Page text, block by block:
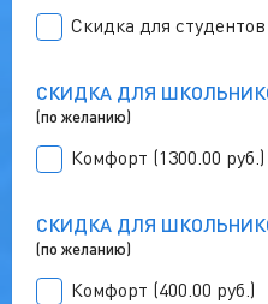
Скидка для студентов
СКИДКА ДЛЯ
(по желанию)
Комфорт (1300.00 руб.)
СКИДКА ДЛЯ
(по желанию)
Комфорт (400.00 руб.)